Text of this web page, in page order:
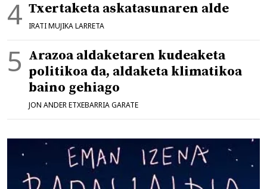
Txertaketa askatasunaren alde
IRATI MUJIKA LARRETA
Arazoa aldaketaren kudeaketa
politikoa da, aldaketa klimatikoa
baino gehiago
JON ANDER ETXEBARRIA GARATE